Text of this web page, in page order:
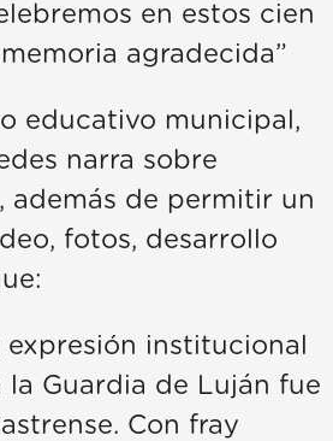
en estos cien
agradecida”
educativo municipal,
narra sobre
además de permitir un
fotos, desarrollo
expresión institucional
la Guardia de Luján fue
Con fray